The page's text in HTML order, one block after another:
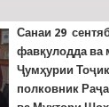
Санаи 29
фавқулодда ва
Ҷумҳурии
полковник